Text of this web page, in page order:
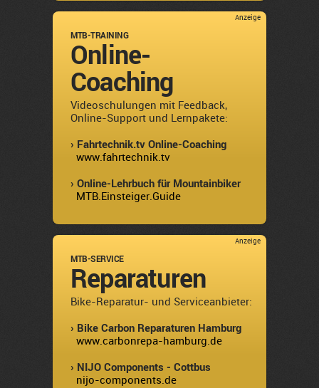
Anzeige
MTB-TRAINING
Online-
Coaching
Videoschulungen mit Feedback,
Online-Support und Lernpakete:
› Fahrtechnik.tv Online-Coaching
www.fahrtechnik.tv
› Online-Lehrbuch für Mountainbiker
MTB.Einsteiger.Guide
Anzeige
MTB-SERVICE
Reparaturen
Bike-Reparatur- und Serviceanbieter:
› Bike Carbon Reparaturen Hamburg
www.carbonrepa-hamburg.de
› NIJO Components - Cottbus
nijo-components.de